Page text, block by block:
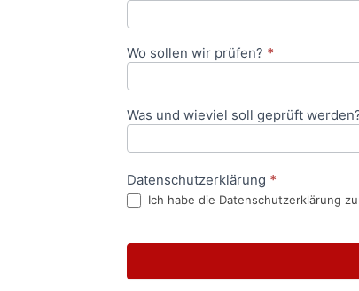
Wo sollen wir prüfen? *
Was und wieviel soll geprüft
Datenschutzerklärung *
Ich habe die Datenschutzerklärung